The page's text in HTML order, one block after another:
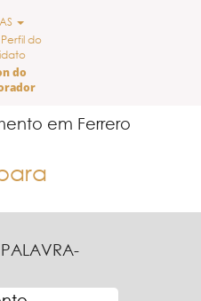
do
do
em Ferrero